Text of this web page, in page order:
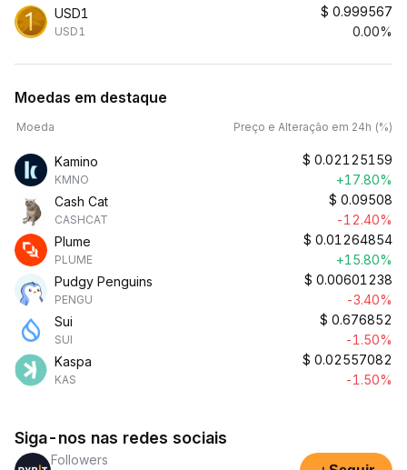
USD1
USD1
$ 0.999567
0.00%
Moedas em destaque
Moeda Preço e Alteração em 24h (%)
Kamino
KMNO
$ 0.02125159
+17.80%
Cash Cat
CASHCAT
$ 0.09508
-12.40%
Plume
PLUME
$ 0.01264854
+15.80%
Pudgy Penguins
PENGU
$ 0.00601238
-3.40%
Sui
SUI
$ 0.676852
-1.50%
Kaspa
KAS
$ 0.02557082
-1.50%
Siga-nos nas redes sociais
Followers